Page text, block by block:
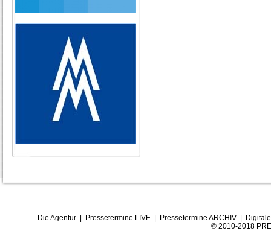
Die Agentur| Pressetermine LIVE| Pressetermine ARCHIV|
© 2010-2018